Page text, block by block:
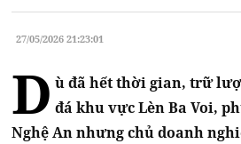
27/05/2026 21:23:01
D ù đã hết thời gian, trữ
đá khu vực Lèn Ba Voi,
Nghệ An nhưng chủ doanh